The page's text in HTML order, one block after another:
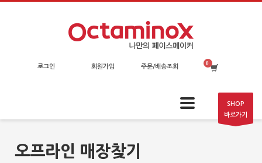
로그인 회원가입 주문/배송조회
SHOP
바로가기
오프라인 매장찾기